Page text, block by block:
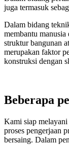
juga termasuk
Dalam bidang
membantu manusia
struktur bangunan
merupakan faktor
konstruksi dengan
Beberapa
Kami siap melayani
proses pengerjaan
bersaing. Dalam